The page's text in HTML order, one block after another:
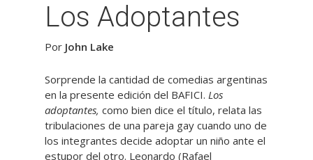
Los Adoptantes
Por John Lake
Sorprende la cantidad de comedias argentinas
en la presente edición del BAFICI. Los
adoptantes, como bien dice el título, relata las
tribulaciones de una pareja gay cuando uno de
los integrantes decide adoptar un niño ante el
estupor del otro. Leonardo (Rafael